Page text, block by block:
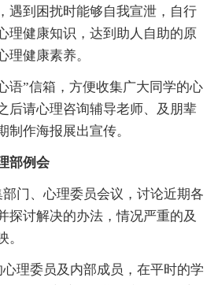
遇到困扰时能够自我宣泄，自行
理健康知识，达到助人自助的原
理健康素养。
语”信箱，方便收集广大同学的心
后请心理咨询辅导老师、及朋辈
制作海报展出宣传。
部例会
门、心理委员会议，讨论近期各
探讨解决的办法，情况严重的及
。
理委员及内部成员，在平时的学